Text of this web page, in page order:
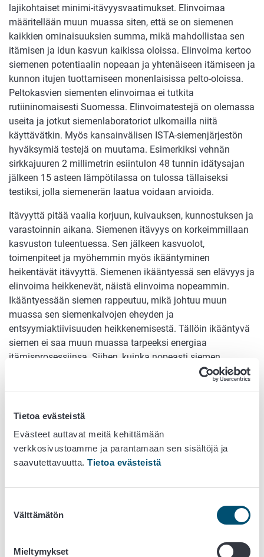
Tietoa evästeistä
Evästeet auttavat meitä kehittämään
verkkosivustoamme ja parantamaan sen sisältöjä ja
saavutettavuutta. Tietoa evästeistä
valinta
Välttämätön
Mieltymykset
lajikohtaiset minimi-itävyysvaatimukset. Elinvoimaa
määritellään muun muassa siten, että se on siemenen
kaikkien ominaisuuksien summa, mikä mahdollistaa sen
itämisen ja idun kasvun kaikissa oloissa. Elinvoima kertoo
siemenen potentiaalin nopeaan ja yhtenäiseen itämiseen ja
kunnon itujen tuottamiseen monenlaisissa pelto-oloissa.
Peltokasvien siementen elinvoimaa ei tutkita
rutiininomaisesti Suomessa. Elinvoimatestejä on olemassa
useita ja jotkut siemenlaboratoriot ulkomailla niitä
käyttävätkin. Myös kansainvälisen ISTA-siemenjärjestön
hyväksymiä testejä on muutama. Esimerkiksi vehnän
sirkkajuuren 2 millimetrin esiintulon 48 tunnin idätysajan
jälkeen 15 asteen lämpötilassa on tulossa tällaiseksi
testiksi, jolla siemenerän laatua voidaan arvioida.
Itävyyttä pitää vaalia korjuun, kuivauksen, kunnostuksen ja
varastoinnin aikana. Siemenen itävyys on korkeimmillaan
kasvuston tuleentuessa. Sen jälkeen kasvuolot,
toimenpiteet ja myöhemmin myös ikääntyminen
heikentävät itävyyttä. Siemenen ikääntyessä sen elävyys ja
elinvoima heikkenevät, näistä elinvoima nopeammin.
Ikääntyessään siemen rappeutuu, mikä johtuu muun
muassa sen siemenkalvojen eheyden ja
entsyymiaktiivisuuden heikkenemisestä. Tällöin ikääntyvä
siemen ei saa muun muassa tarpeeksi energiaa
itämisprosessiinsa. Siihen, kuinka nopeasti siemen
ikääntyy, vaikuttaa varastoinnin aikainen lämpötila ja
kosteus sekä siemenen laatu. Siemen ikääntyy nopeinten
itävyys on alentunut, kuntoa kannattaa seurata tiheästi.
Itävyyteen liittyy joinakin syksyinä läheisesti itämislepo eli